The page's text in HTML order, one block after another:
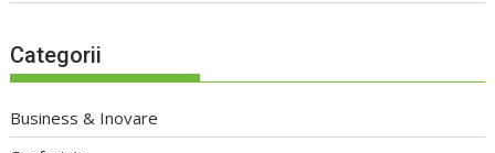
Categorii
Business & Inovare